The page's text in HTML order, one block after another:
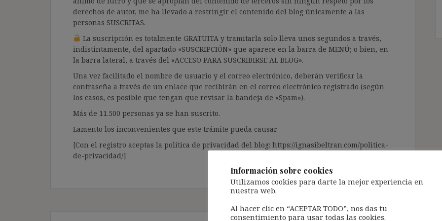
derechos de autor, me ha llevado a restringir el contenido del blog únicamente a las
personas SUSCRITAS.
La suscripción es totalmente GRATUITA y tramitarla solo lleva unos segundos a través,
indistintamente, del apartado «SUSCRIPCIÓN» que aparece en la barra de MENÚ; o bien, en
la barra lateral, a través del «ACCESO PARA SUSCRIBIRSE AL BLOG».
Una vez facilitado el nombre de usuario y el correo electrónico, deberán verificar la
contraseña a través de un enlace que recibirán en el correo electrónico registrado (según
los casos, es posible que tengan que revisar la bandeja de «Spam»).
Más de 11.500 personas ya se han suscrito.
Lamento los inconvenientes que este trámite pueda causar.
[Con el registro aceptas la política de privacidad del blog: https://ignasibeltran.com/politica-
de-privacidad/]
Información sobre cookies
Utilizamos cookies para darte la mejor experiencia en
nuestra web.
Al hacer clic en “ACEPTAR TODO”, nos das tu
consentimiento para usar todas las cookies.